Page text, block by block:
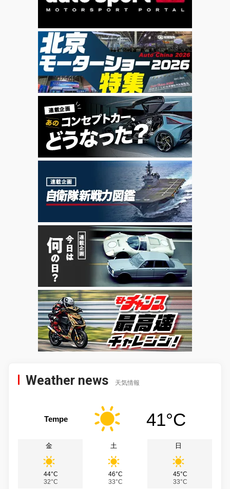
Weather news 天気情報
Tempe 41°C
金
44°C
32°C
土
46°C
33°C
日
45°C
33°C